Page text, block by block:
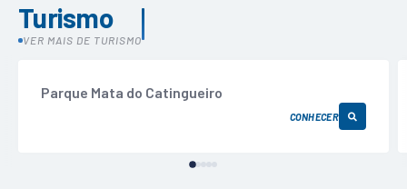
Turismo
VER MAIS DE TURISMO
Parque Mata do Catingueiro
CONHECER